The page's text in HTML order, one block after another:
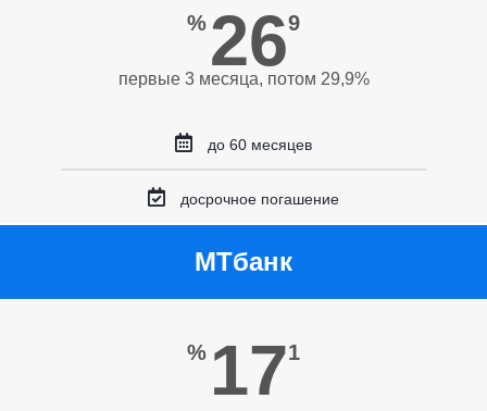
% 269
первые 3 месяца, потом 29,9%
до 60 месяцев
досрочное погашение
МТбанк
% 171